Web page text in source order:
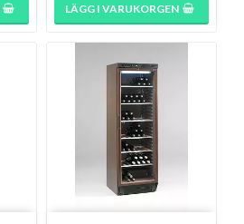
LÄGG I VARUKORGEN